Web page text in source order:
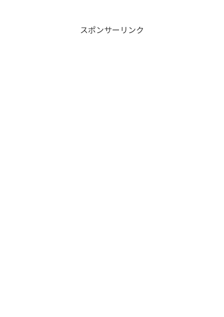
スポンサーリンク